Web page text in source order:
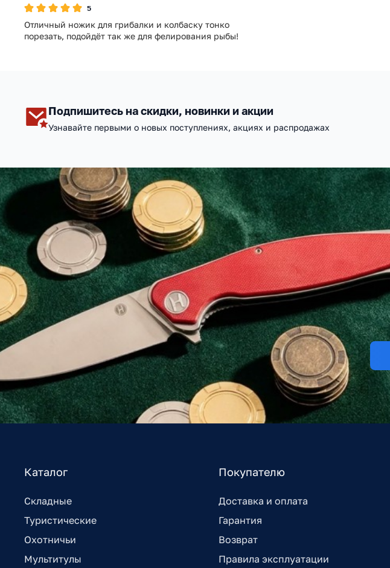
5
Отличный ножик для грибалки и колбаску тонко
порезать, подойдёт так же для фелирования рыбы!
Подпишитесь на скидки, новинки и акции
Узнавайте первыми о новых поступлениях, акциях и распродажах
Каталог
Складные
Туристические
Охотничьи
Мультитулы
Покупателю
Доставка и оплата
Гарантия
Возврат
Правила эксплуатации